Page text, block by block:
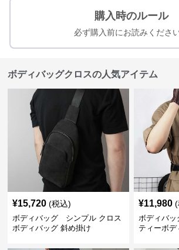
購入時のルール
必ず購入前にお読みください
ボディバッグクロスの人気アイテム
¥15,720 (税込)
ボディバッグ シンプル クロス
ボディバッグ 斜め掛け
¥11,980 (
ボディバ
ティーボデ